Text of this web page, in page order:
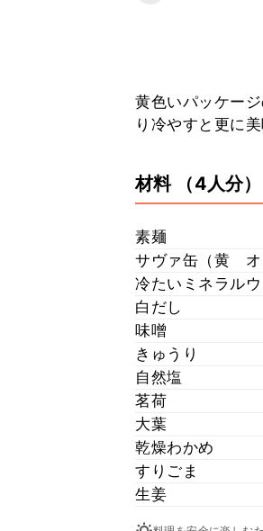
黄色いパッケー
り冷やすと更に美
材料 （4人分）
素麺
サヴァ缶（黄 オ
冷たいミネラルウ
白だし
味噌
きゅうり
自然塩
茗荷
大葉
乾燥わかめ
すりごま
生姜